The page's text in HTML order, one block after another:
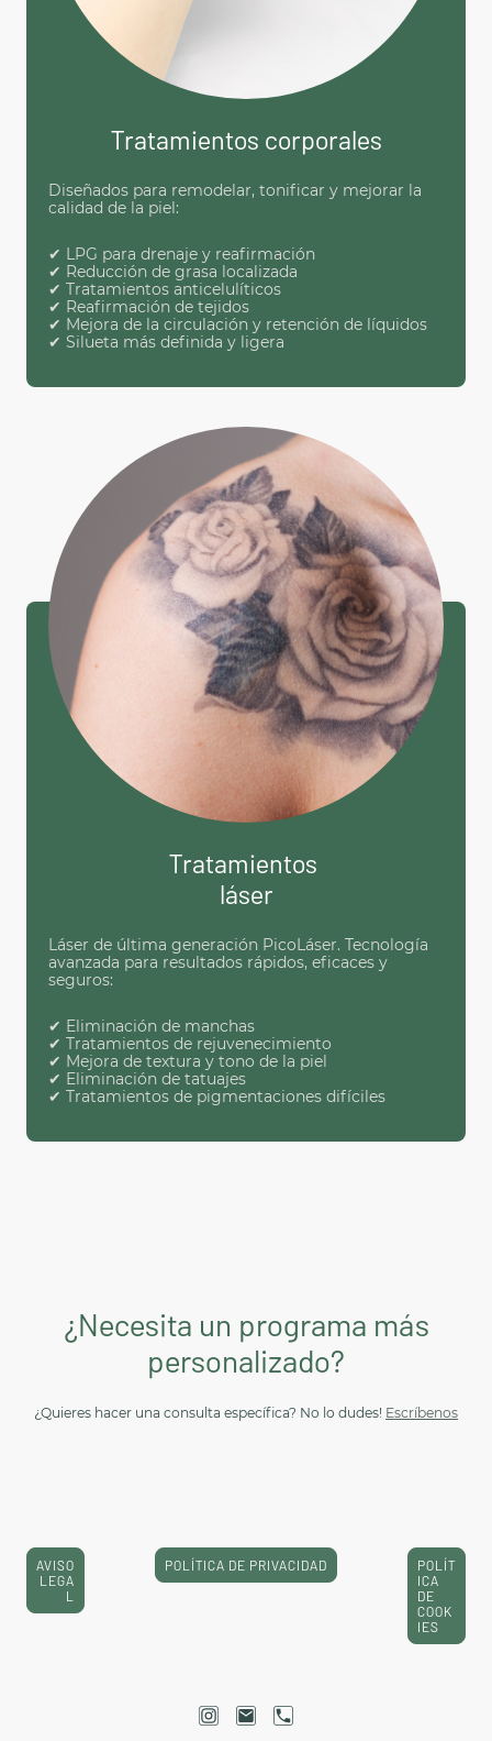
Tratamientos corporales
Diseñados para remodelar, tonificar y mejorar la
calidad de la piel:
✔ LPG para drenaje y reafirmación
✔ Reducción de grasa localizada
✔ Tratamientos anticelulíticos
✔ Reafirmación de tejidos
✔ Mejora de la circulación y retención de líquidos
✔ Silueta más definida y ligera
Tratamientos
láser
Láser de última generación PicoLáser. Tecnología
avanzada para resultados rápidos, eficaces y
seguros:
✔ Eliminación de manchas
✔ Tratamientos de rejuvenecimiento
✔ Mejora de textura y tono de la piel
✔ Eliminación de tatuajes
✔ Tratamientos de pigmentaciones difíciles
¿Necesita un programa más
personalizado?
¿Quieres hacer una consulta específica? No lo dudes! Escríbenos
AVISO
LEGA
L
POLÍTICA DE PRIVACIDAD
POLÍT
ICA
DE
COOK
IES